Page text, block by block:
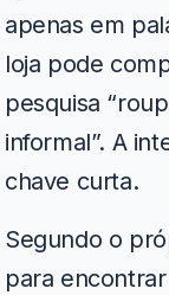
apenas em
loja pode
pesquisa
informal”. A
chave curta.
Segundo o
para